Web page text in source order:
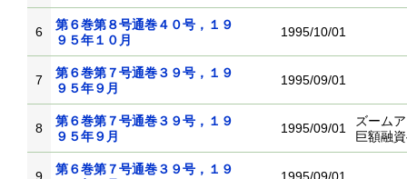
6
第６巻第８号通巻４０号，１９
９５年１０月
1995/10/01
7
第６巻第７号通巻３９号，１９
９５年９月
1995/09/01
8
第６巻第７号通巻３９号，１９
９５年９月
1995/09/01
ズーム
巨額融
第６巻第７号通巻３９号，１９